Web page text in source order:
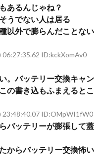
あるんじゃね？
うでない人は居る
以外で膨らんだことない
ID:kckXomAv0
。バッテリー交換キャン
の書き込もふまえるとこ
23:48:40.07 ID:OMpWI1fW0
バッテリーが膨張して蓋
からバッテリー交換怖い